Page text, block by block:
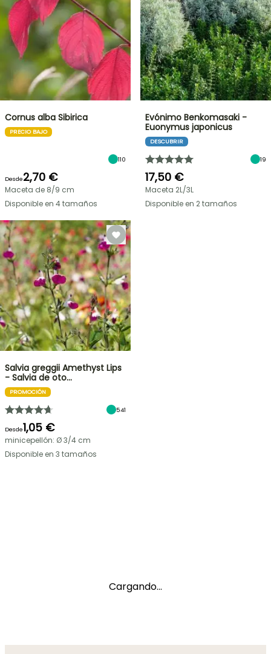
Cornus alba Sibirica
PRECIO BAJO
110
Desde2,70 €
Maceta de 8/9 cm
Disponible en 4 tamaños
Evónimo Benkomasaki -
Euonymus japonicus
DESCUBRIR
19
17,50 €
Maceta 2L/3L
Disponible en 2 tamaños
Salvia greggii Amethyst Lips
- Salvia de oto…
PROMOCIÓN
541
Desde1,05 €
minicepellón: Ø 3/4 cm
Disponible en 3 tamaños
Cargando...